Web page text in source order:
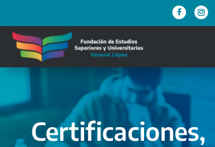
Certificaciones,